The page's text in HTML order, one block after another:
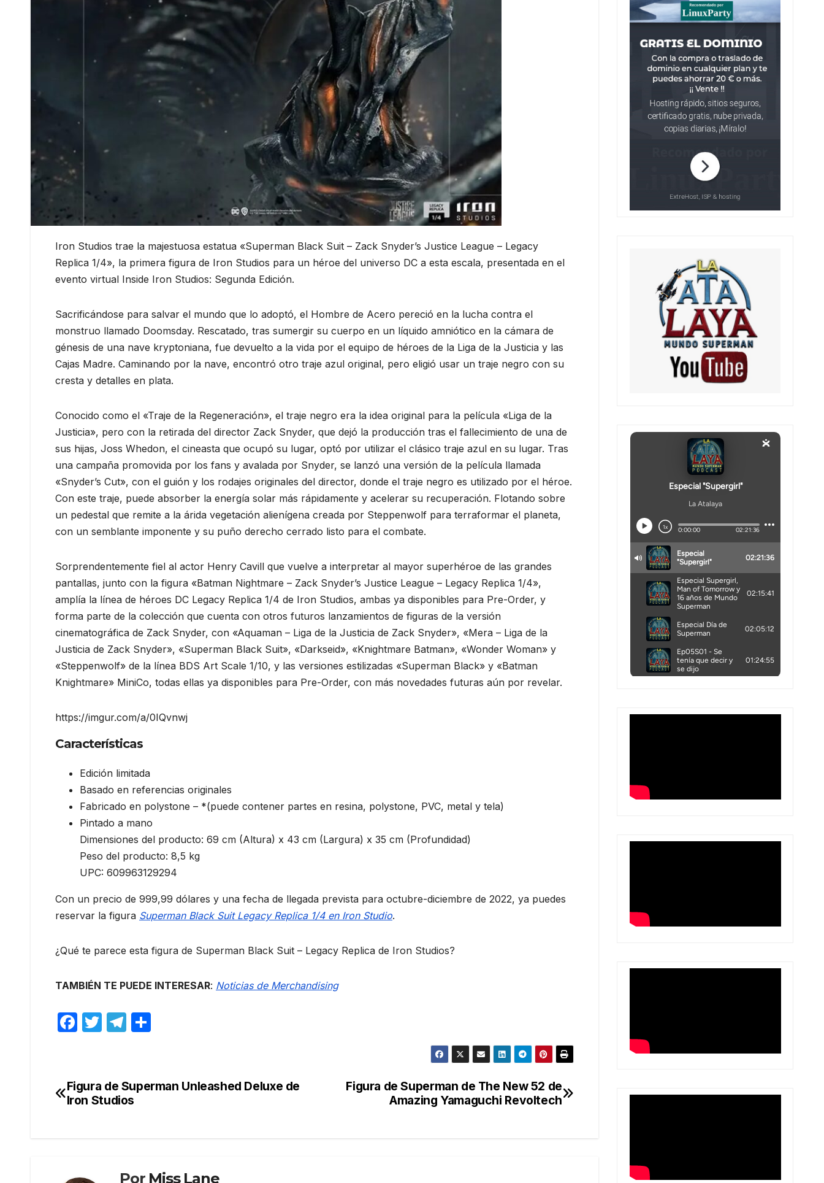
Iron Studios trae la majestuosa estatua «Superman Black Suit – Zack Snyder’s Justice League – Legacy
Replica 1/4», la primera figura de Iron Studios para un héroe del universo DC a esta escala, presentada en el
evento virtual Inside Iron Studios: Segunda Edición.
Sacrificándose para salvar el mundo que lo adoptó, el Hombre de Acero pereció en la lucha contra el
monstruo llamado Doomsday. Rescatado, tras sumergir su cuerpo en un líquido amniótico en la cámara de
génesis de una nave kryptoniana, fue devuelto a la vida por el equipo de héroes de la Liga de la Justicia y las
Cajas Madre. Caminando por la nave, encontró otro traje azul original, pero eligió usar un traje negro con su
cresta y detalles en plata.
Conocido como el «Traje de la Regeneración», el traje negro era la idea original para la película «Liga de la
Justicia», pero con la retirada del director Zack Snyder, que dejó la producción tras el fallecimiento de una de
sus hijas, Joss Whedon, el cineasta que ocupó su lugar, optó por utilizar el clásico traje azul en su lugar. Tras
una campaña promovida por los fans y avalada por Snyder, se lanzó una versión de la película llamada
«Snyder’s Cut», con el guión y los rodajes originales del director, donde el traje negro es utilizado por el héroe.
Con este traje, puede absorber la energía solar más rápidamente y acelerar su recuperación. Flotando sobre
un pedestal que remite a la árida vegetación alienígena creada por Steppenwolf para terraformar el planeta,
con un semblante imponente y su puño derecho cerrado listo para el combate.
Sorprendentemente fiel al actor Henry Cavill que vuelve a interpretar al mayor superhéroe de las grandes
pantallas, junto con la figura «Batman Nightmare – Zack Snyder’s Justice League – Legacy Replica 1/4»,
amplía la línea de héroes DC Legacy Replica 1/4 de Iron Studios, ambas ya disponibles para Pre-Order, y
forma parte de la colección que cuenta con otros futuros lanzamientos de figuras de la versión
cinematográfica de Zack Snyder, con «Aquaman – Liga de la Justicia de Zack Snyder», «Mera – Liga de la
Justicia de Zack Snyder», «Superman Black Suit», «Darkseid», «Knightmare Batman», «Wonder Woman» y
«Steppenwolf» de la línea BDS Art Scale 1/10, y las versiones estilizadas «Superman Black» y «Batman
Knightmare» MiniCo, todas ellas ya disponibles para Pre-Order, con más novedades futuras aún por revelar.
https://imgur.com/a/0IQvnwj
Características
Edición limitada
Basado en referencias originales
Fabricado en polystone – *(puede contener partes en resina, polystone, PVC, metal y tela)
Pintado a mano
Dimensiones del producto: 69 cm (Altura) x 43 cm (Largura) x 35 cm (Profundidad)
Peso del producto: 8,5 kg
UPC: 609963129294
Con un precio de 999,99 dólares y una fecha de llegada prevista para octubre-diciembre de 2022, ya puedes
reservar la figura Superman Black Suit Legacy Replica 1/4 en Iron Studio.
¿Qué te parece esta figura de Superman Black Suit – Legacy Replica de Iron Studios?
TAMBIÉN TE PUEDE INTERESAR: Noticias de Merchandising
F
e
b
T
er
T
gr
a
p
Navegación
Figura de Superman de The New 52 de
Amazing Yamaguchi Revoltech
Figura de Superman Unleashed Deluxe de
Iron Studios
Por Miss Lane